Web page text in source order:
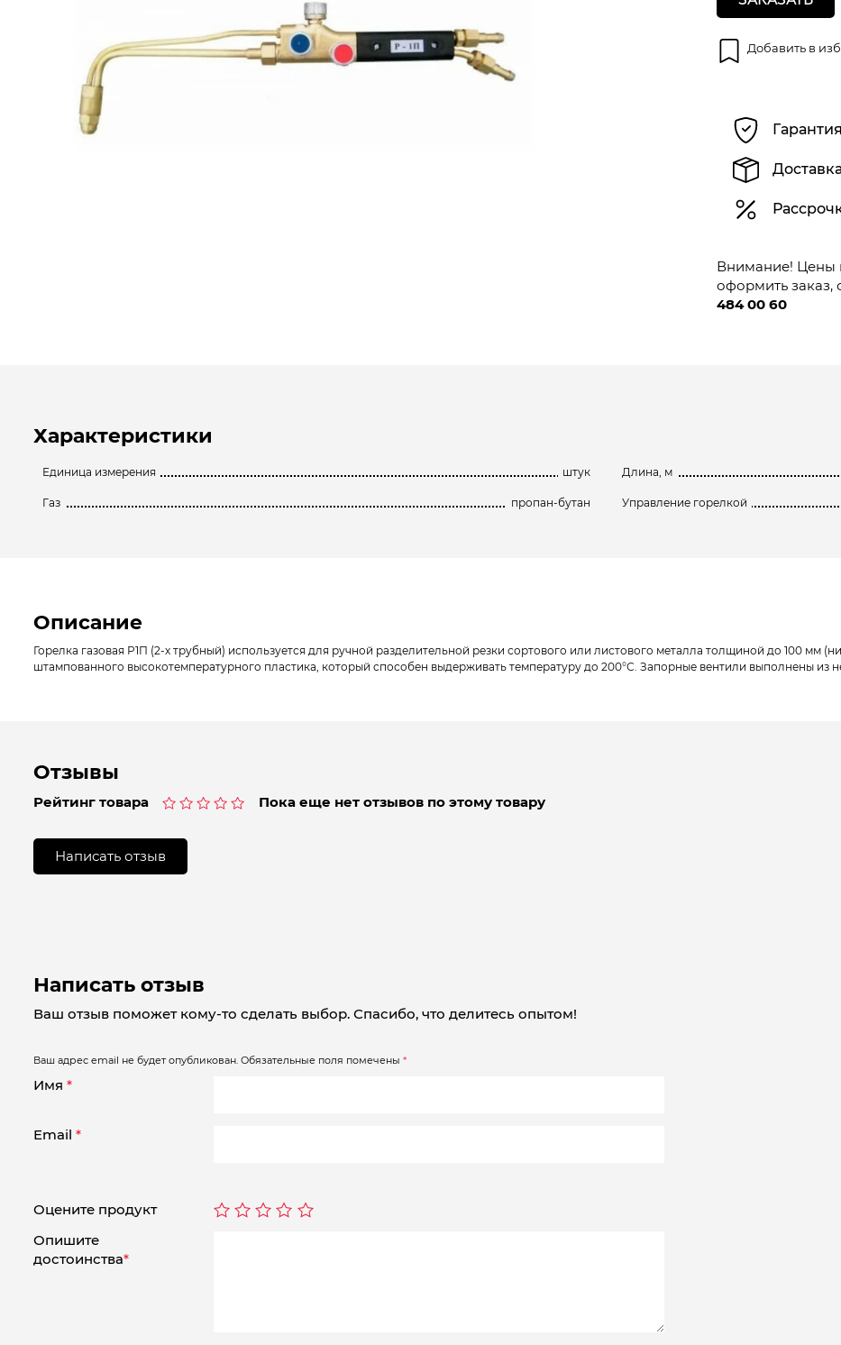
Добавить в
Внимание! Цены
оформить
484 00 60
Характеристики
Единица измерения штук
Газ пропан-бутан
Длина, м
Управление горелкой
Описание
Горелка газовая Р1П (2-х трубный) используется для ручной разделительной резки сортового или листового металла толщиной до 100 мм
штампованного высокотемпературного пластика, который способен выдерживать температуру до 200°С. Запорные вентили выполнены из
Отзывы
Рейтинг товара
0
5
Пока еще нет отзывов по этому товару
Написать отзыв
Написать отзыв
Ваш отзыв поможет кому-то сделать выбор. Спасибо, что делитесь опытом!
Ваш адрес email не будет опубликован. Обязательные поля помечены *
Имя *
Email *
Оцените продукт
Опишите
достоинства*